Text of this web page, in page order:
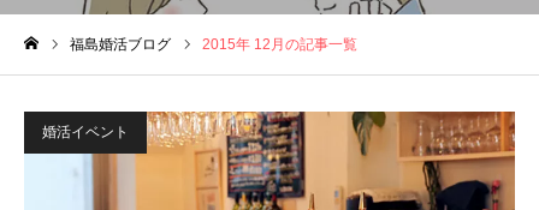
福島婚活ブログ 2015年 12月の記事一覧
婚活イベント